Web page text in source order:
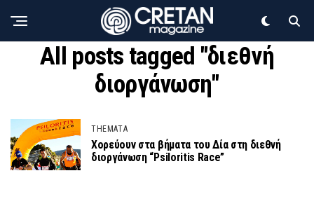
All posts tagged "διεθνή
διοργάνωση"
THEMATA
Χορεύουν στα βήματα του Δία στη διεθνή
διοργάνωση “Psiloritis Race”